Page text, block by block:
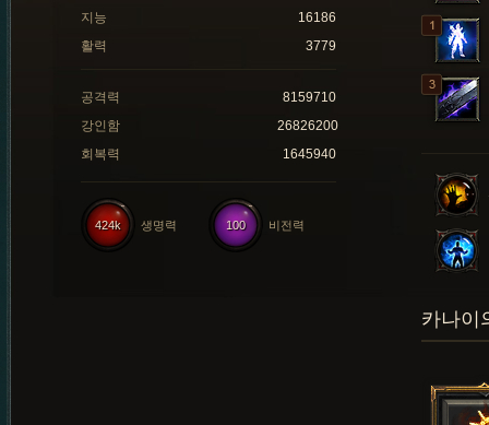
지능
16186
활력
3779
공격력
8159710
강인함
26826200
회복력
1645940
100 비전력
424k 생명력
카나이